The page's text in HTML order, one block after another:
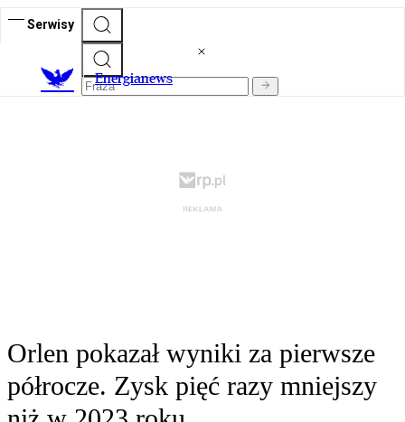
Serwisy
Energianews
Orlen pokazał wyniki za pierwsze
półrocze. Zysk pięć razy mniejszy